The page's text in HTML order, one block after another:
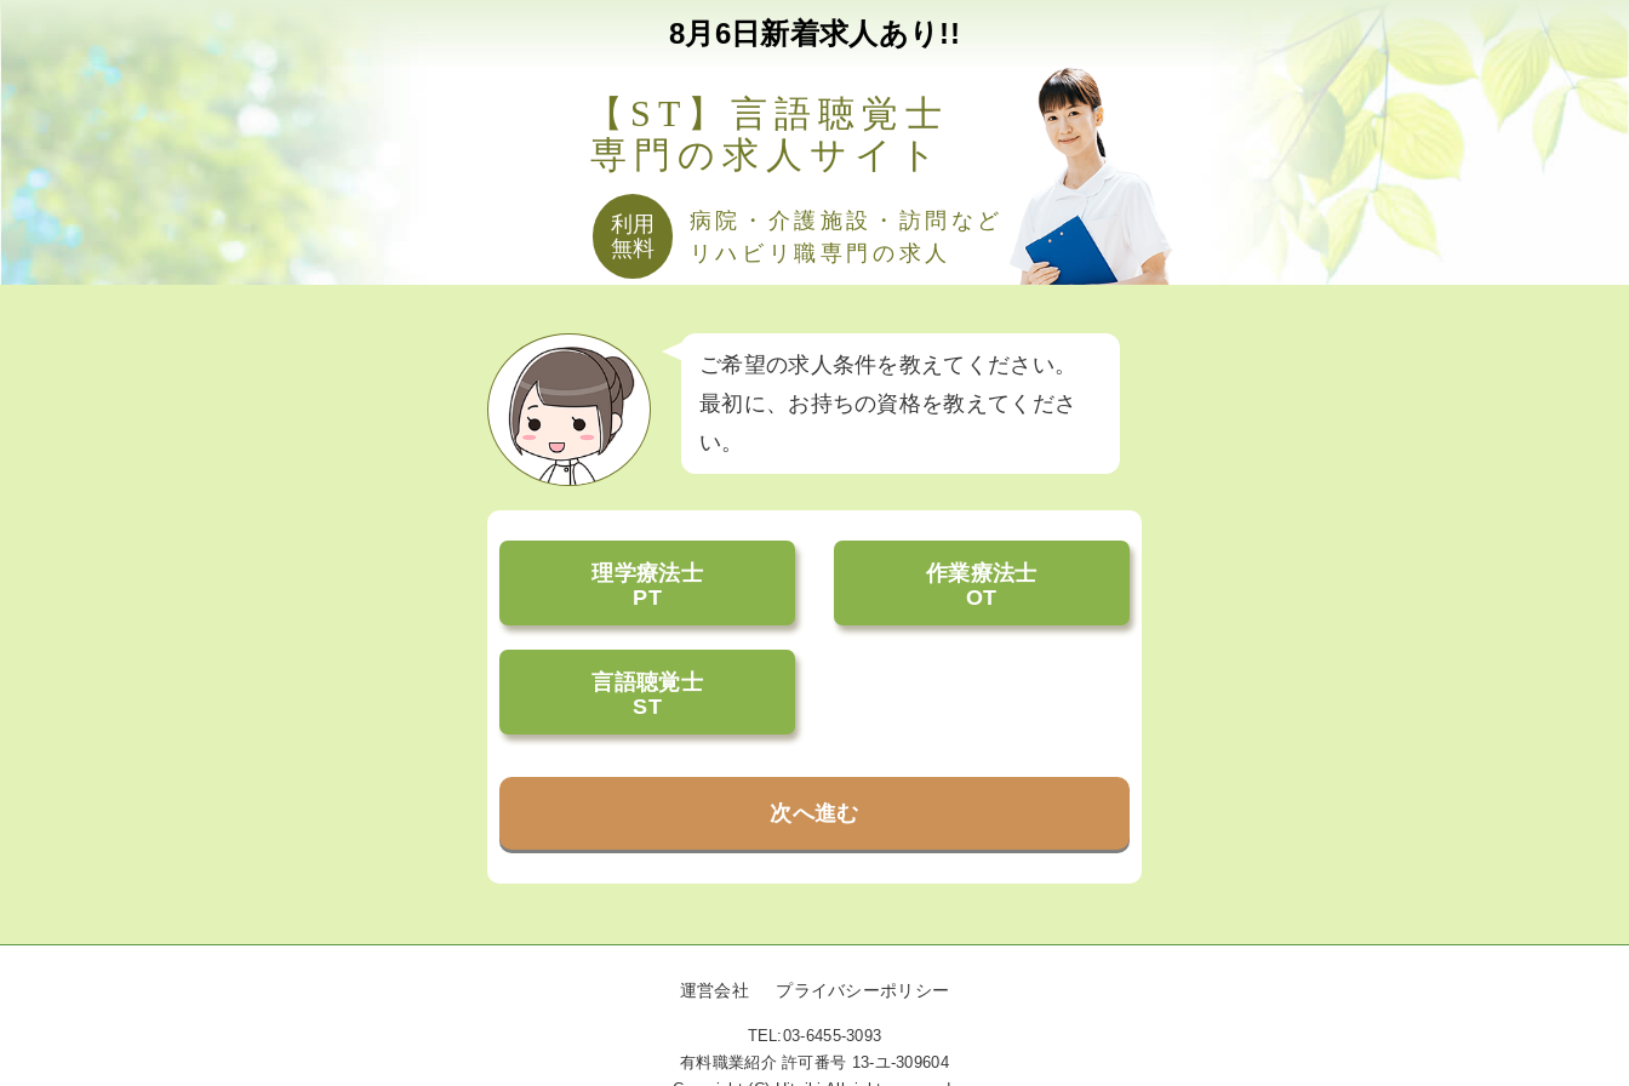
8月 6日 新着求人あり!!
【ST】言語聴覚士
専門の求人サイト
利用
無料
病院・介護施設・訪問など
リハビリ職専門の求人
ご希望の求人条件を教えてください。
最初に、お持ちの資格を教えてくださ
い。
理学療法士
PT
作業療法士
OT
言語聴覚士
ST
次へ進む
運営会社 プライバシーポリシー
TEL:03-6455-3093
有料職業紹介 許可番号 13-ユ-309604